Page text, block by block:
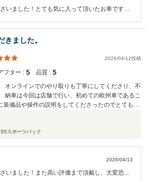
いました！とても気に入って頂いたお車ですか
させて頂きます。いつでも弊社へご相談くださ
願い致します。
きました。
2026/04/12投稿
フター : 5 品質 : 5
オンラインでのやり取りも丁寧にしてくださり、不
納車は今回は店舗で行い、初めての欧州車であるこ
装備品や操作の説明をしてくださったのでとても助
スポーツバック
2026/04/13
いました！また高い評価まで頂戴し、大変恐縮